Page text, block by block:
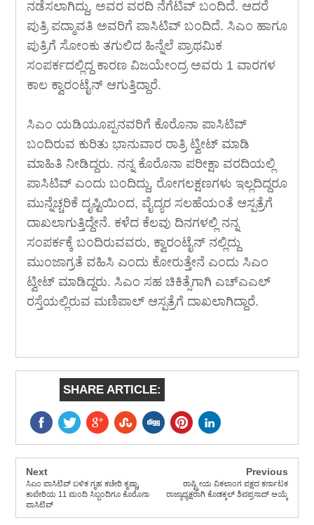
ನಡೆಸಲಾಗಿದ್ದು, ಅವರ ವರದಿ ನೆಗೆಟಿವ್ ಬಂದಿದೆ. ಆದರೆ
ಪುತ್ರಿ ಪದ್ಮಾವತಿ ಅವರಿಗೆ ಪಾಸಿಟಿವ್ ಬಂದಿದೆ. ಸಿಎಂ ಹಾಗೂ
ಪುತ್ರಿಗೆ ಸೋಂಕು ತಗುಲಿದ ಹಿನ್ನೆಲೆ ಪ್ರಾಥಮಿಕ
ಸಂಪರ್ಕದಲ್ಲಿದ್ದ ಕಾರಣ ವಿಜಯೇಂದ್ರ ಅವರು 1 ವಾರಗಳ
ಕಾಲ ಕ್ವಾರಂಟೈನ್ ಆಗುತ್ತಿದ್ದಾರೆ.
ಸಿಎಂ ಯಡಿಯೂಪ್ಪನವರಿಗೆ ಕೊರೊನಾ ಪಾಸಿಟಿವ್
ಬಂದಿರುವ ಕುರಿತು ಭಾನುವಾರ ರಾತ್ರಿ ಟ್ವೀಟ್ ಮಾಡಿ
ಮಾಹಿತಿ ನೀಡಿದ್ದರು. ನನ್ನ ಕೊರೊನಾ ಪರೀಕ್ಷಾ ವರದಿಯಲ್ಲಿ
ಪಾಸಿಟಿವ್ ಎಂದು ಬಂದಿದ್ದು, ರೋಗಲಕ್ಷಣಗಳು ಇಲ್ಲದಿದ್ದರೂ
ಮುನ್ನೆಚ್ಚರಿಕೆ ದೃಷ್ಟಿಯಿಂದ, ವೈದ್ಯರ ಸಲಹೆಯಂತೆ ಆಸ್ಪತ್ರೆಗೆ
ದಾಖಲಾಗುತ್ತಿದ್ದೇನೆ. ಕಳೆದ ಕೆಲವು ದಿನಗಳಲ್ಲಿ ನನ್ನ
ಸಂಪರ್ಕಕ್ಕೆ ಬಂದಿರುವವರು, ಕ್ವಾರಂಟೈನ್ ನಲ್ಲಿದ್ದು
ಮುಂಜಾಗ್ರತೆ ವಹಿಸಿ ಎಂದು ಕೋರುತ್ತೇನೆ ಎಂದು ಸಿಎಂ
ಟ್ವೀಟ್ ಮಾಡಿದ್ದರು. ಸಿಎಂ ಸಹ ಚಿಕಿತ್ಸೆಗಾಗಿ ಎಚ್‍ಎಎಲ್
ರಸ್ತೆಯಲ್ಲಿರುವ ಮಣಿಪಾಲ್ ಆಸ್ಪತ್ರೆಗೆ ದಾಖಲಾಗಿದ್ದಾರೆ.
SHARE ARTICLE:
Next
ಸಿಎಂ ಪಾಸಿಟಿವ್ ಬಳಿಕ ಗೃಹ ಕಚೇರಿ ಕೃಷ್ಣಾ,
ಕಾವೇರಿಯ 11 ಮಂದಿ ಸಿಬ್ಬಂದಿಗೂ ಕೊರೊನಾ
ಪಾಸಿಟಿವ್
Previous
ರಾಷ್ಟ್ರೀಯ ವಿಕಲಾಂಗ ಪಕ್ಷದ ಕರ್ನಾಟಕ
ರಾಜ್ಯಾಧ್ಯಕ್ಷರಾಗಿ ಕೊಡಕ್ಕಲ್ ಶಿವಪ್ರಸಾದ್ ಆಯ್ಕೆ